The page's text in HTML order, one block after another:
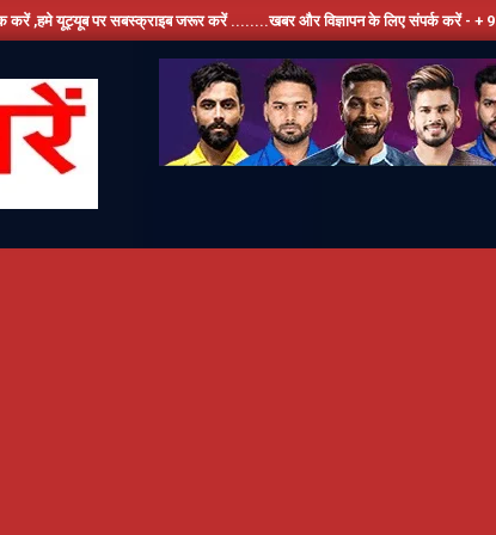
जरूर करें ........खबर और विज्ञापन के लिए संपर्क करें - + 91